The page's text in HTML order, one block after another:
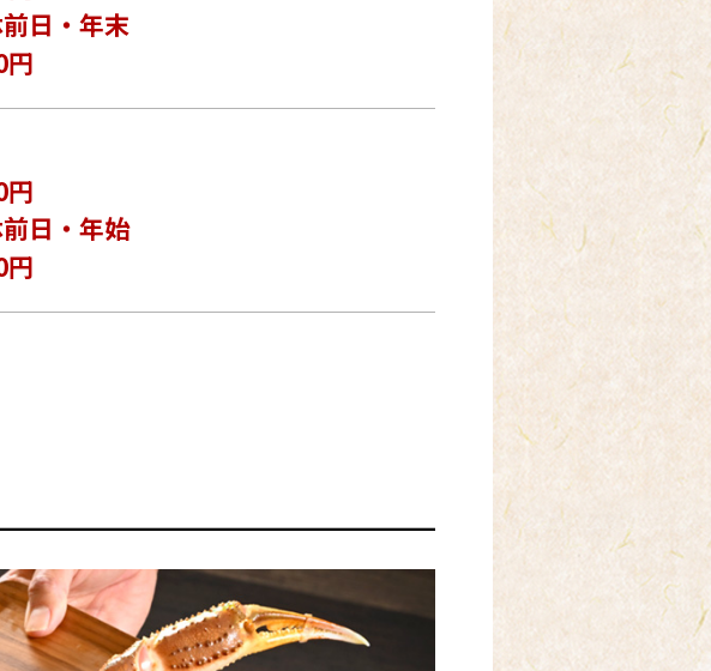
日・年始
円